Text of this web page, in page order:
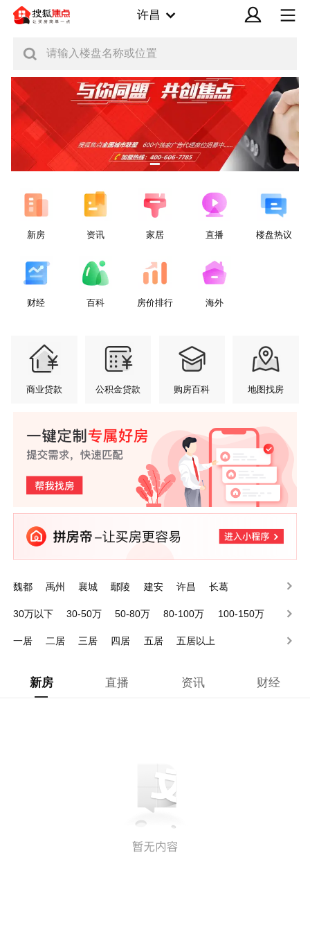
许昌
请输入楼盘名称或位置
新房 资讯 家居 直播 楼盘热议
财经 百科 房价排行 海外
商业贷款 公积金贷款 购房百科 地图找房
魏都 禹州 襄城 鄢陵 建安 许昌 长葛
30万以下 30-50万 50-80万 80-100万
100-150万
一居
二居 三居 四居 五居 五居以上
新房 直播 资讯 财经